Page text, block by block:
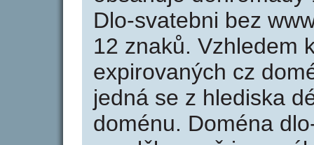
Dlo-svatebni bez
12 znaků. Vzhledem
expirovaných cz
jedná se z hlediska
doménu. Doména